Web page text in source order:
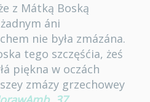
z Mátką Boską
áni
nie była zmázána.
tego szczęśćia, żeś
piękna w oczách
zmázy grzechowey